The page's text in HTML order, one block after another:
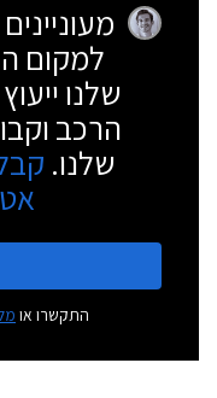
למקום
שלנו
הרכב
שלנו.
התקשרו או